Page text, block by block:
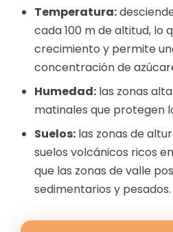
Temperatura:
cada 100 m de altitud, lo
crecimiento y permite
concentración de
Humedad: las zonas
matinales que protegen
Suelos: las zonas de
suelos volcánicos ricos
que las zonas de valle
sedimentarios y pesados.